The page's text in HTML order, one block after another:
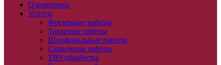
О компании
Услуги
Фрезерные работы
Токарные работы
Шлифовальные работы
Сварочные работы
ТВЧ обработка